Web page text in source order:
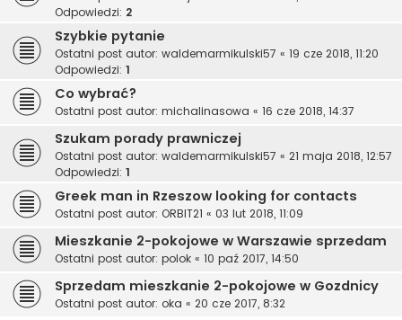
Odpowiedzi: 2
Szybkie pytanie
Ostatni post autor: waldemarmikulski57 « 19 cze 2018, 11:20
Odpowiedzi: 1
Co wybrać?
Ostatni post autor: michalinasowa « 16 cze 2018, 14:37
Szukam porady prawniczej
Ostatni post autor: waldemarmikulski57 « 21 maja 2018, 12:57
Odpowiedzi: 1
Greek man in Rzeszow looking for contacts
Ostatni post autor: ORBIT21 « 03 lut 2018, 11:09
Mieszkanie 2-pokojowe w Warszawie sprzedam
Ostatni post autor: polok « 10 paź 2017, 14:50
Sprzedam mieszkanie 2-pokojowe w Gozdnicy
Ostatni post autor: oka « 20 cze 2017, 8:32